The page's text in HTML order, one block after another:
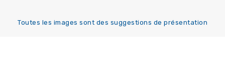
Toutes les images sont des suggestions de présentation